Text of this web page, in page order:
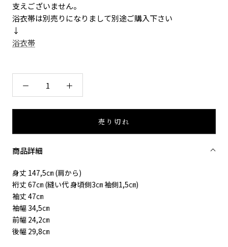
支えございません。
浴衣帯は別売りになりまして別途ご購入下さい
↓
浴衣帯
売り切れ
商品詳細
身丈 147,5㎝ (肩から)
裄丈 67㎝ (縫い代 身頃側3㎝ 袖側1,5㎝)
袖丈 47㎝
袖幅 34,5㎝
前幅 24,2㎝
後幅 29,8㎝